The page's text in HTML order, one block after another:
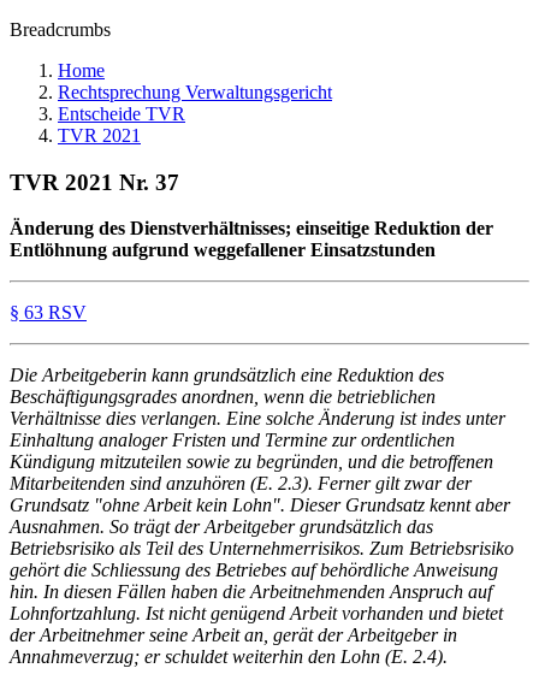
Breadcrumbs
Home
Rechtsprechung Verwaltungsgericht
Entscheide TVR
TVR 2021
TVR 2021 Nr. 37
Änderung des Dienstverhältnisses; einseitige Reduktion der
Entlöhnung aufgrund weggefallener Einsatzstunden
§ 63 RSV
Die Arbeitgeberin kann grundsätzlich eine Reduktion des
Beschäftigungsgrades anordnen, wenn die betrieblichen
Verhältnisse dies verlangen. Eine solche Änderung ist indes unter
Einhaltung analoger Fristen und Termine zur ordentlichen
Kündigung mitzuteilen sowie zu begründen, und die betroffenen
Mitarbeitenden sind anzuhören (E. 2.3). Ferner gilt zwar der
Grundsatz "ohne Arbeit kein Lohn". Dieser Grundsatz kennt aber
Ausnahmen. So trägt der Arbeitgeber grundsätzlich das
Betriebsrisiko als Teil des Unternehmerrisikos. Zum Betriebsrisiko
gehört die Schliessung des Betriebes auf behördliche Anweisung
hin. In diesen Fällen haben die Arbeitnehmenden Anspruch auf
Lohnfortzahlung. Ist nicht genügend Arbeit vorhanden und bietet
der Arbeitnehmer seine Arbeit an, gerät der Arbeitgeber in
Annahmeverzug; er schuldet weiterhin den Lohn (E. 2.4).